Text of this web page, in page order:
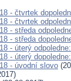
- čtvrtek
- čtvrtek
- středa
- středa
- úterý
- úterý
- úvodní slovo